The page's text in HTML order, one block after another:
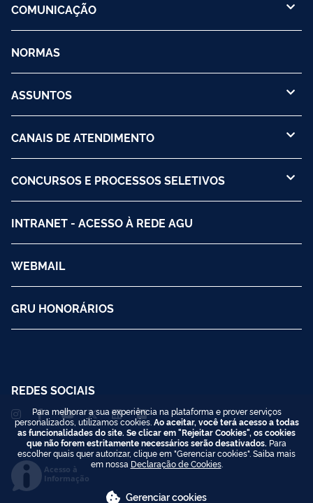
COMUNICAÇÃO
NORMAS
ASSUNTOS
CANAIS DE ATENDIMENTO
CONCURSOS E PROCESSOS SELETIVOS
INTRANET - ACESSO À REDE AGU
WEBMAIL
GRU HONORÁRIOS
REDES SOCIAIS
Acesso à
Informação
Para melhorar a sua experiência na plataforma e prover serviços
personalizados, utilizamos cookies. Ao aceitar, você terá acesso a todas
as funcionalidades do site. Se clicar em "Rejeitar Cookies", os cookies
que não forem estritamente necessários serão desativados. Para
escolher quais quer autorizar, clique em "Gerenciar cookies". Saiba mais
em nossa Declaração de Cookies.
Gerenciar cookies